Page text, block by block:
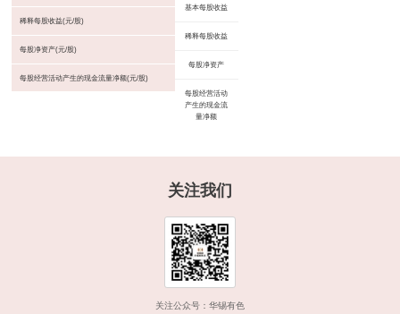
稀释每股收益(元/股)
每股净资产(元/股)
每股经营活动产生的现金流量净额(元/股)
基本每股收益
稀释每股收益
每股净资产
每股经营活动
产生的现金流
量净额
关注我们
关注公众号：华锡有色